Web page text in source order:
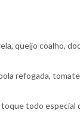
queijo coalho,
refogada,
todo especial